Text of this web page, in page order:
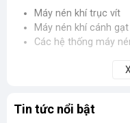
Máy nén khí trục vít
Máy nén khí cánh gạt
Các hệ thống máy
Tại Sao Chọn Dầu
Á Châu tự hào là nhà
S3 R uy tín, với nhiều
Tin tức nổi bật